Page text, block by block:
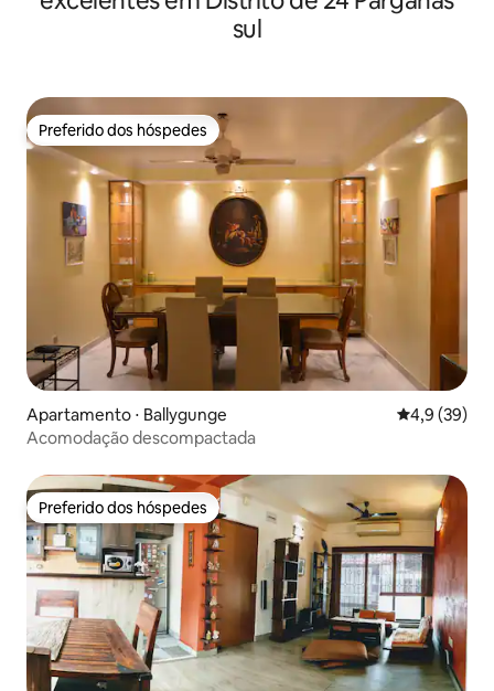
sul
Preferido dos hóspedes
Preferido dos hóspedes
Apartamento ⋅ Ballygunge 4,9 de uma
4,9 (39)
Acomodação descompactada
Preferido dos hóspedes
Preferido dos hóspedes